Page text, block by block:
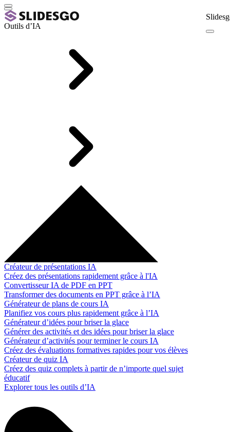
Outils d’IA
Créateur de présentations IA
Créez des présentations rapidement grâce à l'IA
Convertisseur IA de PDF en PPT
Transformer des documents en PPT grâce à l’IA
Générateur de plans de cours IA
Planifiez vos cours plus rapidement grâce à l’IA
Générateur d’idées pour briser la glace
Générer des activités et des idées pour briser la glace
Générateur d’activités pour terminer le cours IA
Créez des évaluations formatives rapides pour vos élèves
Créateur de quiz IA
Créez des quiz complets à partir de n’importe quel sujet
éducatif
Explorer tous les outils d’IA